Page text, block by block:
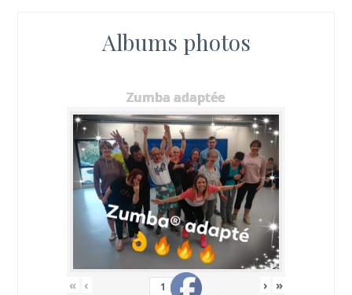
Albums photos
Zumba adaptée
« ‹ of11 › »